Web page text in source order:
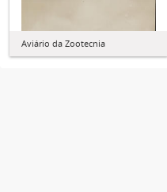
Aviário da Zootecnia